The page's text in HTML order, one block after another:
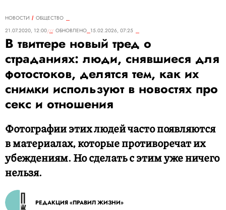
НОВОСТИ
ОБЩЕСТВО
21.07.2020, 12:00
ОБНОВЛЕНО 15.02.2026, 07:25
В твиттере новый тред о
страданиях: люди, снявшиеся для
фотостоков, делятся тем, как их
снимки используют в новостях про
секс и отношения
Фотографии этих людей часто появляются
в материалах, которые противоречат их
убеждениям. Но сделать с этим уже ничего
нельзя.
РЕДАКЦИЯ «ПРАВИЛ ЖИЗНИ»